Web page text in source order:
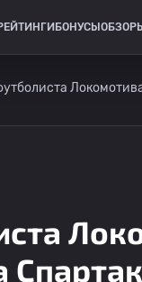
БОНУСЫ ОБЗОРЫ